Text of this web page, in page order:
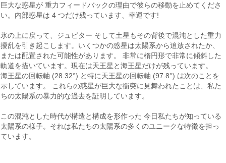
巨大な惑星が 重力フィードバックの理由で彼らの移動を止めてくださ
い。内部惑星は 4 つだけ残っています、幸運です!
氷の上に戻って、ジュピター そして土星もその背後で混沌とした重力
擾乱を引き起こします。いくつかの惑星は太陽系から追放されたか、
または配置された可能性があります。 非常に楕円形で非常に傾斜した
軌道を描いています。現在は天王星と海王星だけが残っています。
海王星の回転軸 (28.32°) と特に天王星の回転軸 (97.8°) は次のことを
示しています。 これらの惑星が巨大な衝突に見舞われたことは、私た
ちの太陽系の暴力的な過去を証明しています。
この混沌とし​​た時代が構造と構成を形作った 今日私たちが知っている
太陽系の様子。それは私たちの太陽系の多くのユニークな特徴を担っ
ています。